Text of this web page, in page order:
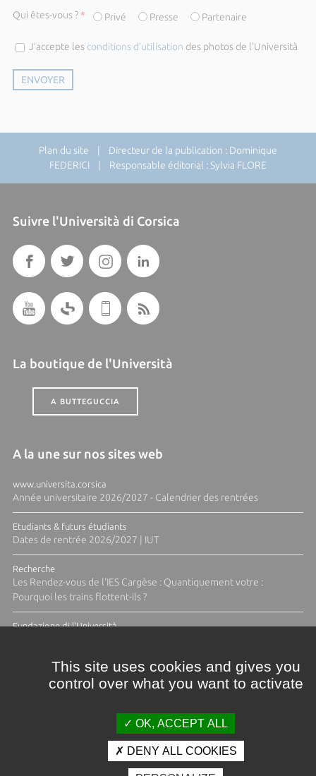
Qui êtes-vous ?* Privé Presse Partenaire
J’accepte les conditions d’utilisation des photos de l'Università
Plan du site | Directeur de la publication : Dominique
FEDERICI | Responsable éditorial : Sylvia FLORE
Suivre l'Università di Corsica
La boutique de l'Università
A BUTTEGUCCIA
A la une sur nos sites web
www.universita.corsica
Année universitaire 2026/2027 - Calendrier des rentrées
Etudiants & futurs étudiants
Dates de rentrée 2026/2027 | IUT
Recherche
Les Rendez-vous de l'IES Cargèse : Quantiquement votre :
Pourquoi les trains flottent-ils ?
Fundazione di l'Università
Crédits et mentions légales
This site uses cookies and gives you
control over what you want to activate
OK, ACCEPT ALL
DENY ALL COOKIES